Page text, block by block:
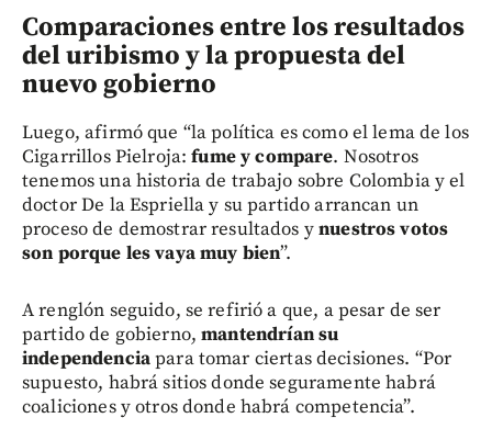
Comparaciones entre los resultados
del uribismo y la propuesta del
nuevo gobierno
Luego, afirmó que “la política es como el lema de los
Cigarrillos Pielroja:fume y compare. Nosotros
tenemos una historia de trabajo sobre Colombia y el
doctor De la Espriella y su partido arrancan un
proceso de demostrar resultados ynuestros votos
son porque les vaya muy bien”.
A renglón seguido, se refirió a que, a pesar de ser
partido de gobierno,mantendrían su
independenciapara tomar ciertas decisiones. “Por
supuesto, habrá sitios donde seguramente habrá
coaliciones y otros donde habrá competencia”.